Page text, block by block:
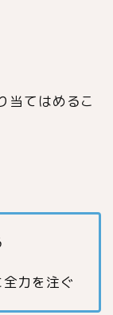
当てはめるこ
力を注ぐ